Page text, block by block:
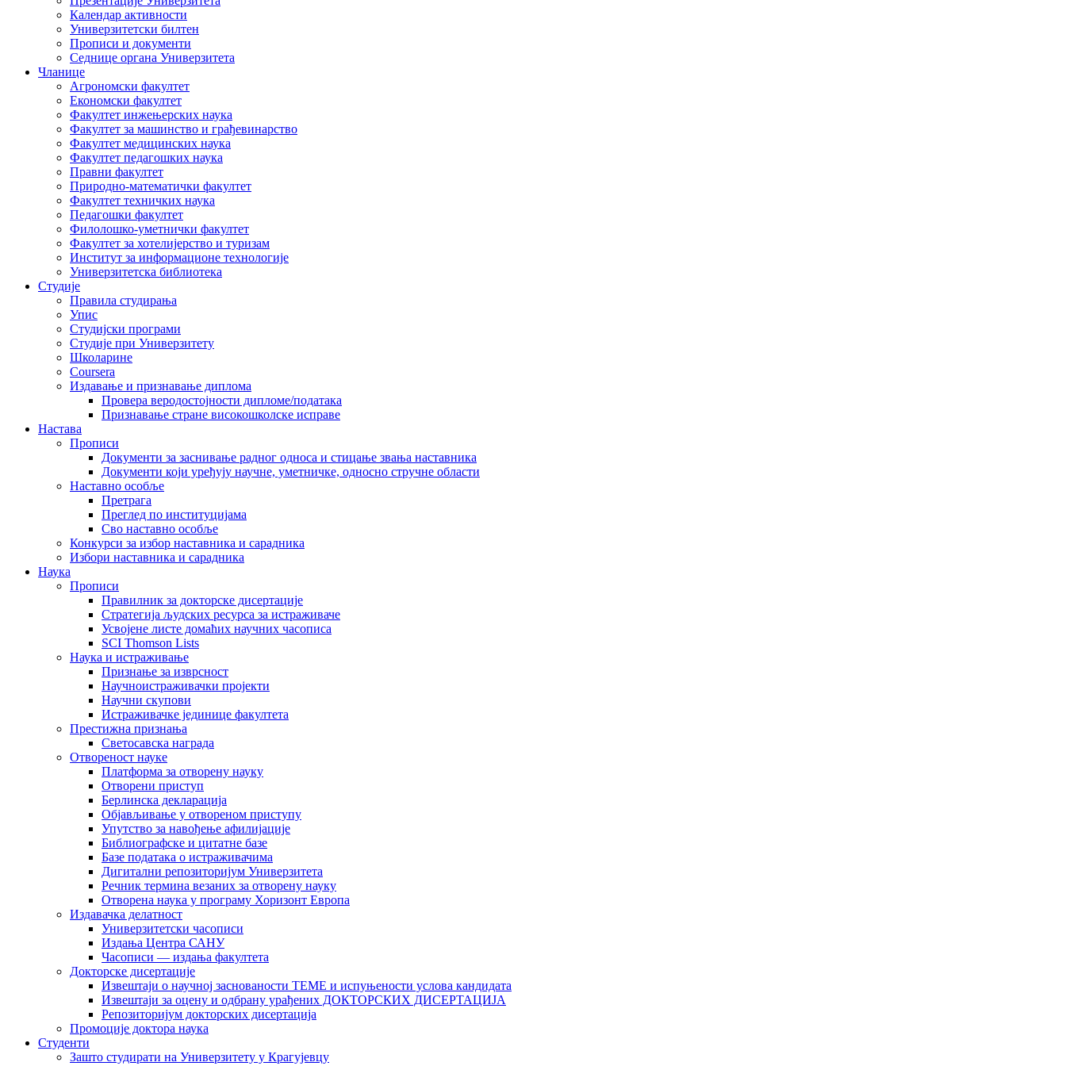
Календар активности
Универзитетски билтен
Прописи и документи
Седнице органа Универзитета
Чланице
Агрономски факултет
Економски факултет
Факултет инжењерских наука
Факултет за машинство и грађевинарство
Факултет медицинских наука
Факултет педагошких наука
Правни факултет
Природно-математички факултет
Факултет техничких наука
Педагошки факултет
Филолошко-уметнички факултет
Факултет за хотелијерство и туризам
Институт за информационе технологије
Универзитетска библиотека
Студије
Правила студирања
Упис
Студијски програми
Студије при Универзитету
Школарине
Coursera
Издавање и признавање диплома
Провера веродостојности дипломе/података
Признавање стране високошколске исправе
Настава
Прописи
Документи за заснивање радног односа и стицање звања наставника
Документи који уређују научне, уметничке, односно стручне области
Наставно особље
Претрага
Преглед по институцијама
Сво наставно особље
Конкурси за избор наставника и сарадника
Избори наставника и сарадника
Наука
Прописи
Правилник за докторске дисертације
Стратегија људских ресурса за истраживаче
Усвојене листе домаћих научних часописа
SCI Thomson Lists
Наука и истраживање
Признање за изврсност
Научноистраживачки пројекти
Научни скупови
Истраживачке јединице факултета
Престижна признања
Светосавска награда
Отвореност науке
Платформа за отворену науку
Отворени приступ
Берлинска декларација
Објављивање у отвореном приступу
Упутство за навођење афилијације
Библиографске и цитатне базе
Базе података о истраживачима
Дигитални репозиторијум Универзитета
Рeчник термина везаних за отворену науку
Отворена наука у програму Хоризонт Европа
Издавачка делатност
Универзитетски часописи
Издања Центра САНУ
Часописи — издања факултета
Докторске дисертације
Извештаји о научној заснованости ТЕМЕ и испуњености услова кандидата
Извештаји за оцену и одбрану урађених ДОКТОРСКИХ ДИСЕРТАЦИЈА
Репозиторијум докторских дисертација
Промоције доктора наука
Студенти
Зашто студирати на Универзитету у Крагујевцу